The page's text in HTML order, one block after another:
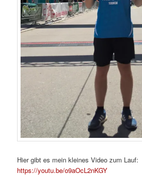
Hier gibt es mein kleines Video zum Lauf:
https://youtu.be/o9aOcL2nKGY